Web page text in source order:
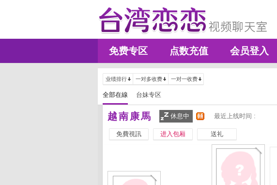
免费专区 点数充值 会员登入
业绩排行 一对多收费 一对一收费
全部在線 台妹专区
越南康馬 休息中 最近上线时间 :
免費視訊 进入包厢 送礼